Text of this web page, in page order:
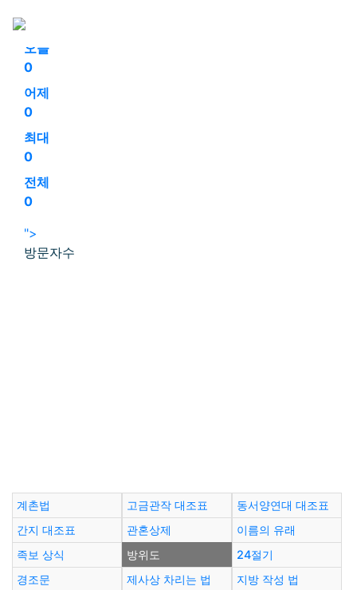
로그인
오늘
0
어제
0
최대
0
전체
0
">
방문자수
계촌법 고금관작 대조표
동서양연대 대조표
간지 대조표
관혼상제
이름의 유래
족보 상식
방위도
24절기
경조문
제사상 차리는 법 지방 작성 법